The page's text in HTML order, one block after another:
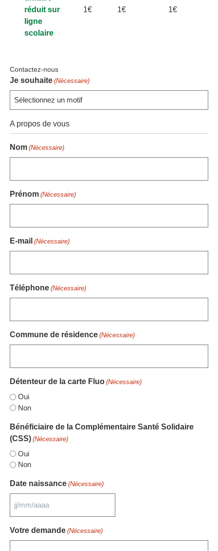
réduit sur
ligne
scolaire
1€ 1€ 1€
Contactez-nous
Je souhaite (Nécessaire)
A propos de vous
Nom (Nécessaire)
Prénom (Nécessaire)
E-mail (Nécessaire)
Téléphone (Nécessaire)
Commune de résidence (Nécessaire)
Détenteur de la carte Fluo (Nécessaire)
Oui
Non
Bénéficiaire de la Complémentaire Santé Solidaire
(CSS) (Nécessaire)
Oui
Non
Date naissance (Nécessaire)
Votre demande (Nécessaire)